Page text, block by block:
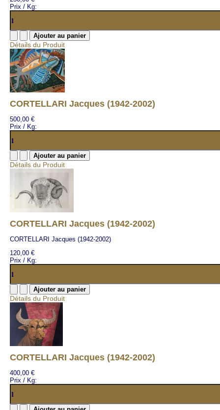
Prix / Kg:
Détails du Produit
CORTELLARI Jacques (1942-2002)
500,00 €
Prix / Kg:
Détails du Produit
CORTELLARI Jacques (1942-2002)
CORTELLARI Jacques (1942-2002)
120,00 €
Prix / Kg:
Détails du Produit
CORTELLARI Jacques (1942-2002)
400,00 €
Prix / Kg: